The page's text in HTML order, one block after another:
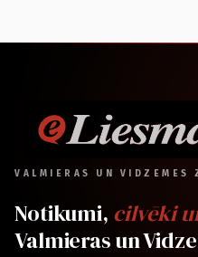
VALMIERAS UN VIDZEMES
Notikumi, cilvēki
Valmieras un